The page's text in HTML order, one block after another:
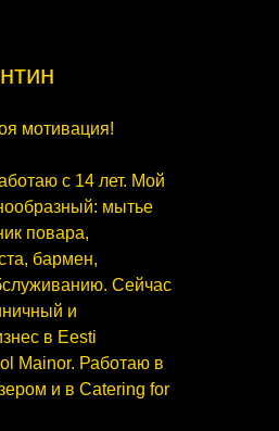
мотивация!
с 14 лет. Мой
мытье
повара,
бармен,
Сейчас
и
в Eesti
Mainor. Работаю в
и в Catering for